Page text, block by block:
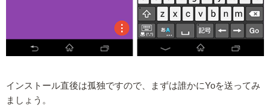
インストール直後は孤独ですので、まずは誰かにYoを送ってみ
ましょう。